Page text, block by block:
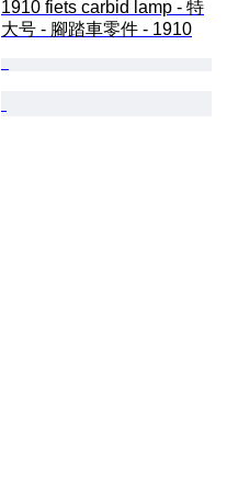
1910 fiets carbid lamp - 特
大号 - 腳踏車零件 - 1910